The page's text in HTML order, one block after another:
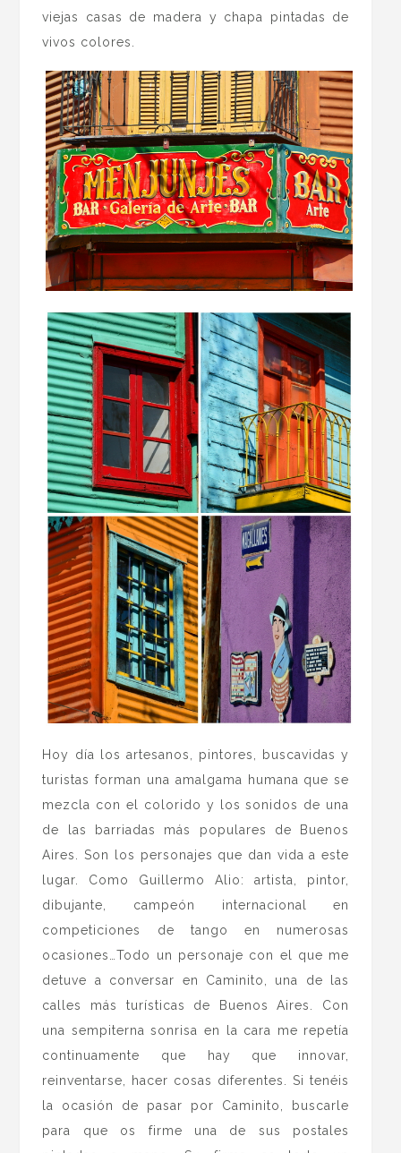
viejas casas de madera y chapa pintadas de
vivos colores.
Hoy día los artesanos, pintores, buscavidas y
turistas forman una amalgama humana que se
mezcla con el colorido y los sonidos de una
de las barriadas más populares de Buenos
Aires. Son los personajes que dan vida a este
lugar. Como Guillermo Alio: artista, pintor,
dibujante, campeón internacional en
competiciones de tango en numerosas
ocasiones…Todo un personaje con el que me
detuve a conversar en Caminito, una de las
calles más turísticas de Buenos Aires. Con
una sempiterna sonrisa en la cara me repetía
continuamente que hay que innovar,
reinventarse, hacer cosas diferentes. Si tenéis
la ocasión de pasar por Caminito, buscarle
para que os firme una de sus postales